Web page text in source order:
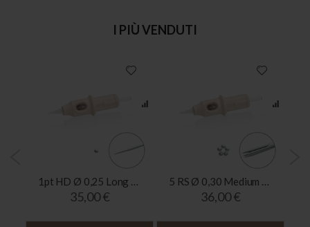
I PIÙ VENDUTI
1pt HD Ø 0,25 Long Taper (20 pcs)
35,00 €
5 RS Ø 0,30 Medium Taper (20 pcs)
36,00 €